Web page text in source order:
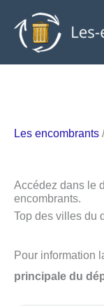
contenu
Les encombrants
Accédez dans le
encombrants.
Top des villes du
Pour information
principale du